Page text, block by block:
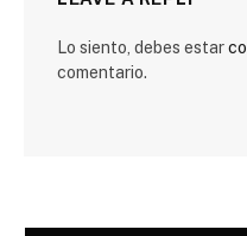
Lo siento, debes estar
comentario.